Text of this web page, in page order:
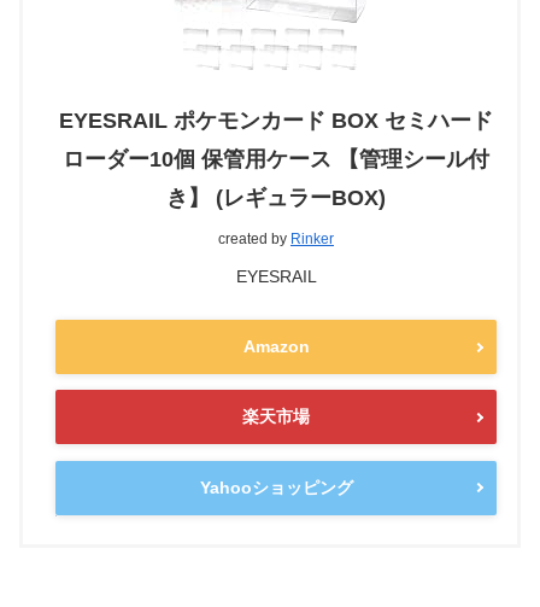
EYESRAIL ポケモンカード BOX セミハード
ローダー10個 保管用ケース 【管理シール付
き】 (レギュラーBOX)
created by Rinker
EYESRAIL
Amazon
楽天市場
Yahooショッピング